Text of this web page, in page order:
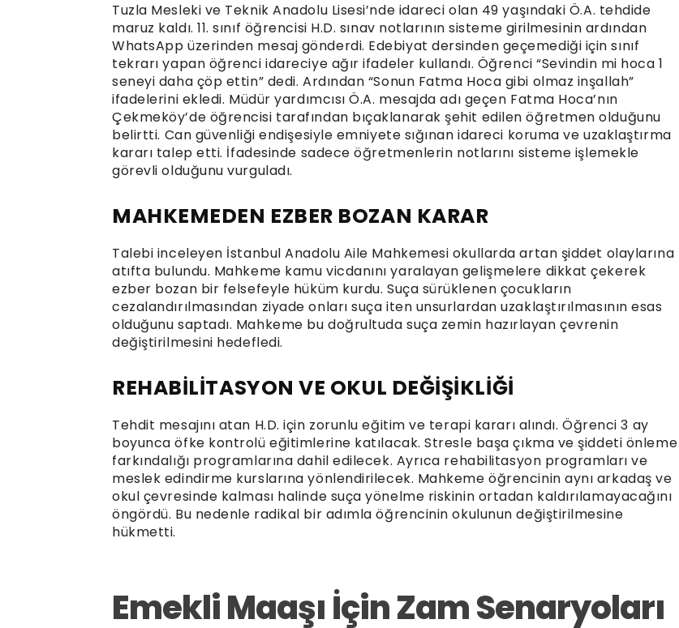
Tuzla Mesleki ve Teknik Anadolu Lisesi’nde idareci olan 49 yaşındaki Ö.A. tehdide
maruz kaldı. 11. sınıf öğrencisi H.D. sınav notlarının sisteme girilmesinin ardından
WhatsApp üzerinden mesaj gönderdi. Edebiyat dersinden geçemediği için sınıf
tekrarı yapan öğrenci idareciye ağır ifadeler kullandı. Öğrenci “Sevindin mi hoca 1
seneyi daha çöp ettin” dedi. Ardından “Sonun Fatma Hoca gibi olmaz inşallah”
ifadelerini ekledi. Müdür yardımcısı Ö.A. mesajda adı geçen Fatma Hoca’nın
Çekmeköy’de öğrencisi tarafından bıçaklanarak şehit edilen öğretmen olduğunu
belirtti. Can güvenliği endişesiyle emniyete sığınan idareci koruma ve uzaklaştırma
kararı talep etti. İfadesinde sadece öğretmenlerin notlarını sisteme işlemekle
görevli olduğunu vurguladı.
MAHKEMEDEN EZBER BOZAN KARAR
Talebi inceleyen İstanbul Anadolu Aile Mahkemesi okullarda artan şiddet olaylarına
atıfta bulundu. Mahkeme kamu vicdanını yaralayan gelişmelere dikkat çekerek
ezber bozan bir felsefeyle hüküm kurdu. Suça sürüklenen çocukların
cezalandırılmasından ziyade onları suça iten unsurlardan uzaklaştırılmasının esas
olduğunu saptadı. Mahkeme bu doğrultuda suça zemin hazırlayan çevrenin
değiştirilmesini hedefledi.
REHABİLİTASYON VE OKUL DEĞİŞİKLİĞİ
Tehdit mesajını atan H.D. için zorunlu eğitim ve terapi kararı alındı. Öğrenci 3 ay
boyunca öfke kontrolü eğitimlerine katılacak. Stresle başa çıkma ve şiddeti önleme
farkındalığı programlarına dahil edilecek. Ayrıca rehabilitasyon programları ve
meslek edindirme kurslarına yönlendirilecek. Mahkeme öğrencinin aynı arkadaş ve
okul çevresinde kalması halinde suça yönelme riskinin ortadan kaldırılamayacağını
öngördü. Bu nedenle radikal bir adımla öğrencinin okulunun değiştirilmesine
hükmetti.